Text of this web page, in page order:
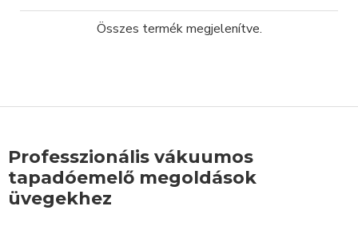
Összes termék megjelenítve.
Professzionális vákuumos
tapadóemelő megoldások
üvegekhez